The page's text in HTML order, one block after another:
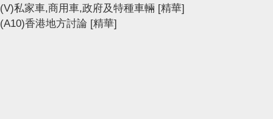
(V)私家車,商用車,政府及特種車輛 [精華]
(A10)香港地方討論 [精華]